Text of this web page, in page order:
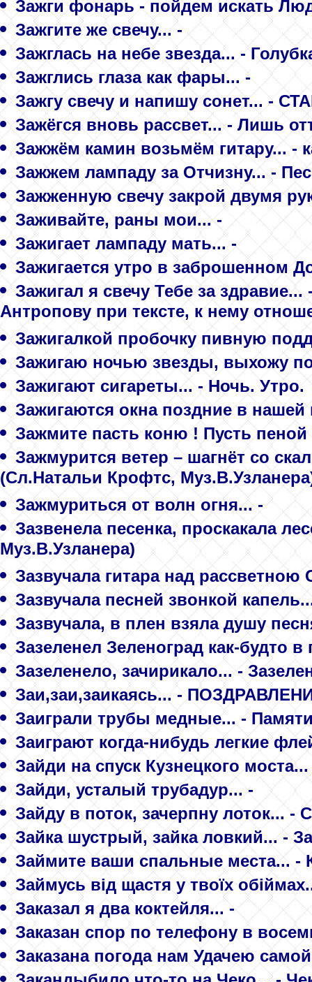
Зажги фонарь - пойдем искать
Зажгите же свечу... -
Зажглась на небе звезда... -
Зажглись глаза как фары... -
Зажгу свечу и напишу сонет... -
Зажёгся вновь рассвет... - Лишь
Зажжём камин возьмём гитару... -
Зажжем лампаду за Отчизну... -
Зажженную свечу закрой двумя
Заживайте, раны мои... -
Зажигает лампаду мать... -
Зажигается утро в заброшенном
Зажигал я свечу Тебе за
Антропову при тексте, к нему
Зажигалкой пробочку пивную
Зажигаю ночью звезды, выхожу
Зажигают сигареты... - Ночь. Утро.
Зажигаются окна поздние в
Зажмите пасть коню ! Пусть
Зажмурится ветер – шагнёт со
(Сл.Натальи Крофтс,
Зажмуриться от волн огня... -
Зазвенела песенка, проскакала
Муз.В.Узланера)
Зазвучала гитара над
Зазвучала песней звонкой
Зазвучала, в плен взяла душу
Зазеленел Зеленогpад как-будто
Зазеленело, зачирикало... -
Заи,заи,заикаясь... -
Заиграли трубы медные... -
Заиграют когда-нибудь легкие
Зайди на спуск Кузнецкого
Зайди, усталый трубадур... -
Зайду в поток, зачерпну лоток... -
Зайка шустрый, зайка ловкий... -
Займите ваши спальные места... -
Займусь від щастя у твоїх
Заказал я два коктейля... -
Заказан спор по телефону в
Заказана погода нам Удачею